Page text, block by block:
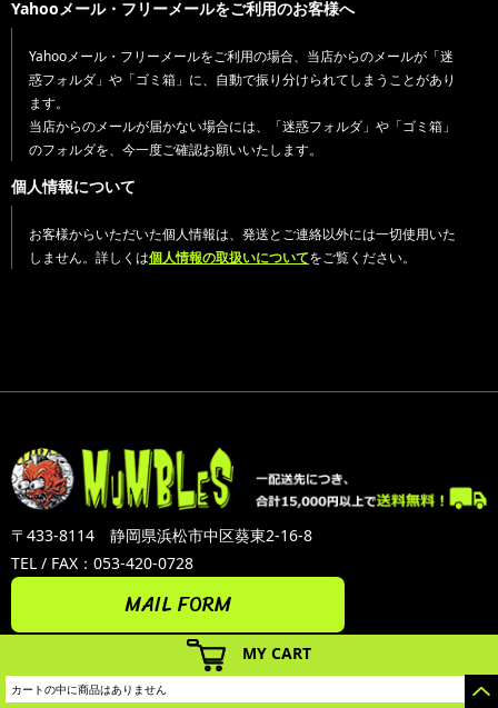
MY CART
カートの中に商品はありません
Yahooメール・フリーメールをご利用のお客様へ
Yahooメール・フリーメールをご利用の場合、当店からのメールが「迷
惑フォルダ」や「ゴミ箱」に、自動で振り分けられてしまうことがあり
ます。
当店からのメールが届かない場合には、「迷惑フォルダ」や「ゴミ箱」
のフォルダを、今一度ご確認お願いいたします。
個人情報について
お客様からいただいた個人情報は、発送とご連絡以外には一切使用いた
しません。詳しくは個人情報の取扱いについてをご覧ください。
〒433-8114 静岡県浜松市中区葵東2-16-8
TEL / FAX：053-420-0728
MAIL FORM